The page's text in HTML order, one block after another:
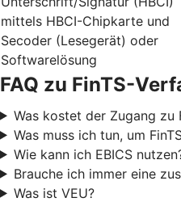
mittels HBCI-Chipkarte und
Secoder (Lesegerät) oder
Softwarelösung
FAQ zu FinTS-
Was kostet der Zugang zu
Was muss ich tun, um
Wie kann ich EBICS
Brauche ich immer eine
Was ist VEU?